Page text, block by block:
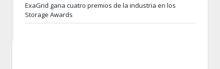
ExaGrid gana cuatro premios de la industria en los
Storage Awards